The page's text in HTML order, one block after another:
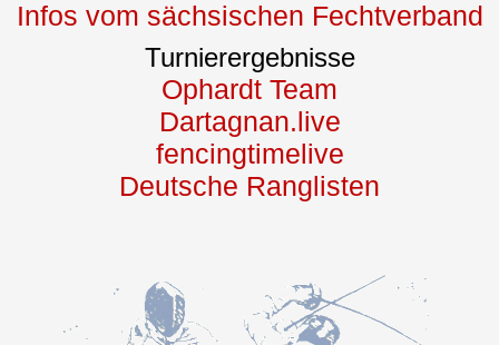
Infos vom sächsischen Fechtverband
Turnierergebnisse
Ophardt Team
Dartagnan.live
fencingtimelive
Deutsche Ranglisten